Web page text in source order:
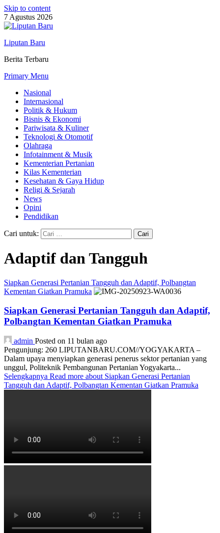
Skip to content
7 Agustus 2026
Liputan Baru
Berita Terbaru
Primary Menu
Nasional
Internasional
Politik & Hukum
Bisnis & Ekonomi
Pariwisata & Kuliner
Teknologi & Otomotif
Olahraga
Infotainment & Musik
Kementerian Pertanian
Kilas Kementerian
Kesehatan & Gaya Hidup
Religi & Sejarah
News
Opini
Pendidikan
Cari untuk:
Adaptif dan Tangguh
Siapkan Generasi Pertanian Tangguh dan Adaptif, Polbangtan
Kementan Giatkan Pramuka
Siapkan Generasi Pertanian Tangguh dan Adaptif,
Polbangtan Kementan Giatkan Pramuka
admin Posted on 11 bulan ago
Pengunjung: 260 LIPUTANBARU.COM//YOGYAKARTA –
Dalam upaya menyiapkan generasi penerus sektor pertanian yang
unggul, Politeknik Pembangunan Pertanian Yogyakarta...
Selengkapnya Read more about Siapkan Generasi Pertanian
Tangguh dan Adaptif, Polbangtan Kementan Giatkan Pramuka